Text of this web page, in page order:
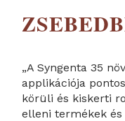
„A Syngenta 35
applikációja
körüli és kiskerti
elleni termékek és